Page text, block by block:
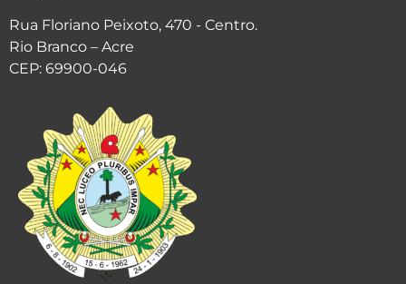
Rua Floriano Peixoto, 470 - Centro.
Rio Branco – Acre
CEP: 69900-046